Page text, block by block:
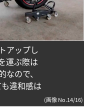
アップし
運ぶ際は
ので、
違和感は
(画像 No.14/16)